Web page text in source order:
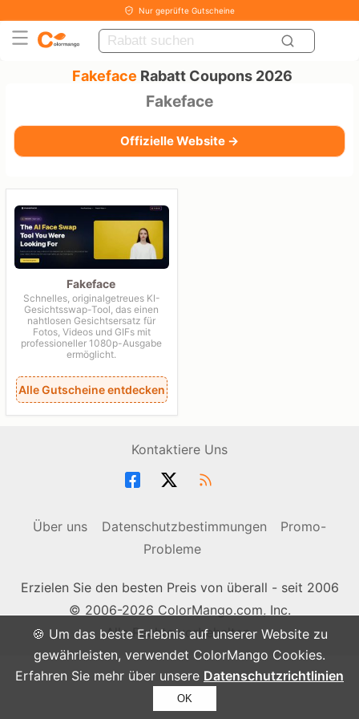
🍪 Um das beste Erlebnis auf unserer Website zu
gewährleisten, verwendet ColorMango Cookies.
Erfahren Sie mehr über unsere Datenschutzrichtlinien
OK
Nur geprüfte Gutscheine
Fakeface Rabatt Coupons 2026
Fakeface
Offizielle Website →
Fakeface
Schnelles, originalgetreues KI-
Gesichtsswap-Tool, das einen
nahtlosen Gesichtsersatz für
Fotos, Videos und GIFs mit
professioneller 1080p-Ausgabe
ermöglicht.
Alle Gutscheine entdecken
Kontaktiere Uns
Über uns Datenschutzbestimmungen
Promo-
Probleme
Erzielen Sie den besten Preis von überall - seit 2006
© 2006-2026 ColorMango.com, Inc.
Alle Rechte vorbehalten.